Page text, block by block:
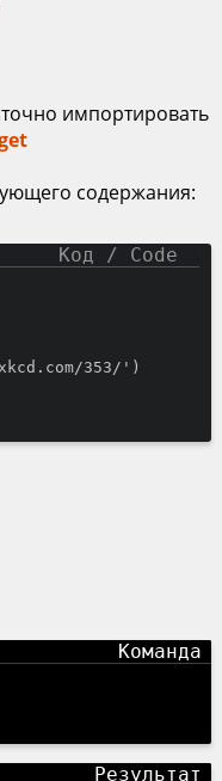
импортировать
содержания:
353/')